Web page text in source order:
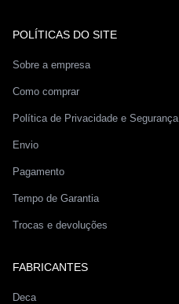
POLÍTICAS DO SITE
Sobre a empresa
Como comprar
Política de Privacidade e Segurança
Envio
Pagamento
Tempo de Garantia
Trocas e devoluções
FABRICANTES
Deca